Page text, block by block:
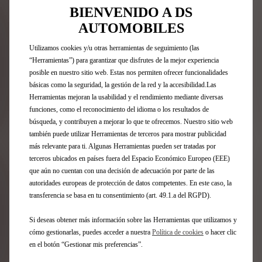
AIRE - DE PUERTAS
DELANTERAS
Entrega estimada:17/08
59,69€
Price
is
59,69
€
- +
Quantity
updated
to:
1
Añadir a la cesta
BIENVENIDO A DS
AUTOMOBILES
Utilizamos cookies y/u otras herramientas de seguimiento (las
“Herramientas”) para garantizar que disfrutes de la mejor experiencia
posible en nuestro sitio web. Estas nos permiten ofrecer funcionalidades
básicas como la seguridad, la gestión de la red y la accesibilidad.Las
Herramientas mejoran la usabilidad y el rendimiento mediante diversas
funciones, como el reconocimiento del idioma o los resultados de
búsqueda, y contribuyen a mejorar lo que te ofrecemos. Nuestro sitio web
también puede utilizar Herramientas de terceros para mostrar publicidad
más relevante para ti. Algunas Herramientas pueden ser tratadas por
terceros ubicados en países fuera del Espacio Económico Europeo (EEE)
que aún no cuentan con una decisión de adecuación por parte de las
autoridades europeas de protección de datos competentes. En este caso, la
transferencia se basa en tu consentimiento (art. 49.1.a del RGPD).
Si deseas obtener más información sobre las Herramientas que utilizamos y
cómo gestionarlas, puedes acceder a nuestra Política de cookies o hacer clic
en el botón “Gestionar mis preferencias”.